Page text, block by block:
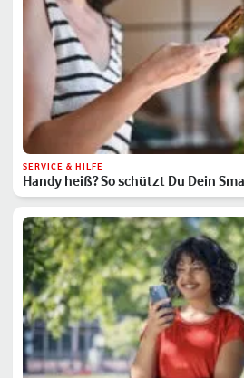
SERVICE & HILFE
Handy heiß? So schützt Du Dein